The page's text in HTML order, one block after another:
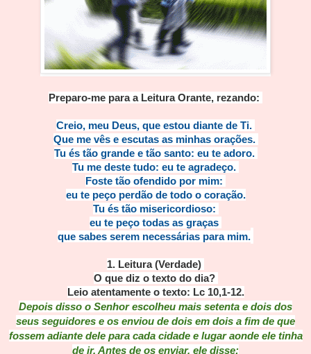
Preparo-me para a Leitura Orante, rezando:
Creio, meu Deus, que estou diante de Ti.
Que me vês e escutas as minhas orações.
Tu és tão grande e tão santo: eu te adoro.
Tu me deste tudo: eu te agradeço.
Foste tão ofendido por mim:
eu te peço perdão de todo o coração.
Tu és tão misericordioso:
eu te peço todas as graças
que sabes serem necessárias para mim.
1. Leitura (Verdade)
O que diz o texto do dia?
Leio atentamente o texto: Lc 10,1-12.
Depois disso o Senhor escolheu mais setenta e dois dos
seus seguidores e os enviou de dois em dois a fim de que
fossem adiante dele para cada cidade e lugar aonde ele tinha
de ir. Antes de os enviar, ele disse: